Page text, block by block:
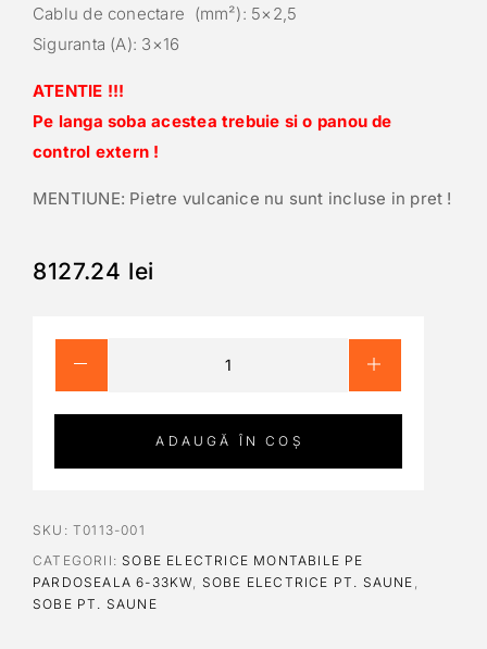
Cablu de conectare (mm²): 5×2,5
Siguranta (A): 3×16
ATENTIE !!!
Pe langa soba acestea trebuie si o panou de
control extern !
MENTIUNE: Pietre vulcanice nu sunt incluse in pret !
8127.24 lei
ADAUGĂ ÎN COȘ
SKU: T0113-001
CATEGORII: SOBE ELECTRICE MONTABILE PE
PARDOSEALA 6-33KW, SOBE ELECTRICE PT. SAUNE ,
SOBE PT. SAUNE